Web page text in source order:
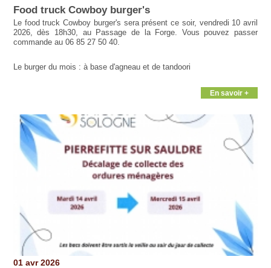
Food truck Cowboy burger's
Le food truck Cowboy burger's sera présent ce soir, vendredi 10 avril
2026, dès 18h30, au Passage de la Forge. Vous pouvez passer
commande au 06 85 27 50 40.
Le burger du mois : à base d'agneau et de tandoori
En savoir +
01 avr 2026